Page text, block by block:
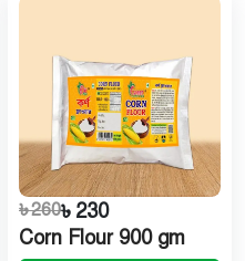
৳ 260৳ 230
Corn Flour 900 gm